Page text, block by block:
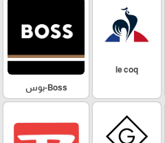
le coq
Boss-بوس